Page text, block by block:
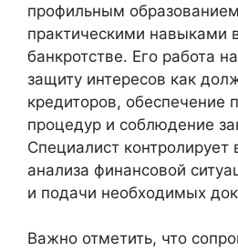
профильным
практическими навыками
банкротстве. Его работа
защиту интересов как
кредиторов, обеспечение
процедур и соблюдение
Специалист контролирует
анализа финансовой
и подачи необходимых
Важно отметить, что